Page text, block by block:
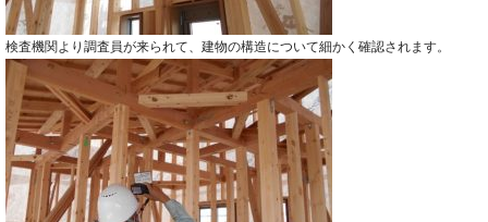
検査機関より調査員が来られて、建物の構造について細かく確認されます。